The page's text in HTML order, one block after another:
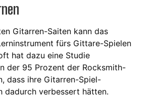
Gitarren-Saiten kann das
fürs Gittare-Spielen
hat dazu eine Studie
der 95 Prozent der Rocksmith-
dass ihre Gitarren-Spiel-
dadurch verbessert hätten.